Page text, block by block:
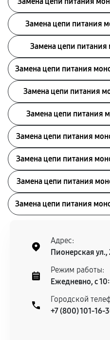
Замена цепи питания
Замена цепи питания
Замена цепи питания
Замена цепи питания
Замена цепи питания
Замена цепи питания
Замена цепи питания
Замена цепи питания
Замена цепи питания
Адрес:
Пионерская ул.,
Режим работы:
Ежедневно, с
Городской
+7 (800) 101-16-